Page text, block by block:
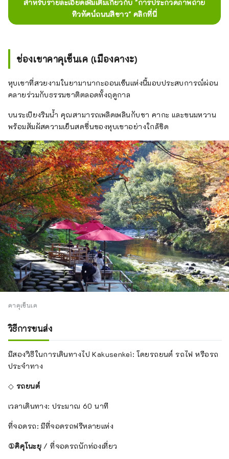
สำหรับรายละเอียดเพิ่มเติมเกี่ยวกับ "การประกวดภาพถ่าย
ทิวทัศน์ถนนสีขาว" คลิกที่นี่
ช่องเขาคาคุเซ็นเค (เมืองคางะ)
หุบเขาที่สวยงามในยามานากะออนเซ็นแห่งนี้มอบประสบการณ์ผ่อน
คลายร่วมกับธรรมชาติตลอดทั้งฤดูกาล
บนระเบียงริมน้ำ คุณสามารถเพลิดเพลินกับชา คากะ และขนมหวาน
พร้อมสัมผัสความเย็นสดชื่นของหุบเขาอย่างใกล้ชิด
คาคุเซ็นเค
วิธีการขนส่ง
มีสองวิธีในการเดินทางไป Kakusenkei: โดยรถยนต์ รถไฟ หรือรถ
ประจำทาง
◇ รถยนต์
เวลาเดินทาง: ประมาณ 60 นาที
ที่จอดรถ: มีที่จอดรถฟรีหลายแห่ง
①คิคุโนะยุ/ ที่จอดรถนักท่องเที่ยว